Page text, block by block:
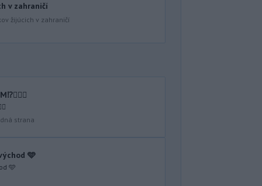
v zahraničí
žijúcich v zahraničí
strana
🩵
🩵